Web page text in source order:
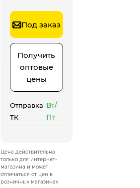
Под заказ
Получить
оптовые
цены
Отправка
ТК
Вт/
Пт
Цена действительна
только для интернет-
магазина и может
отличаться от цен в
розничных магазинах